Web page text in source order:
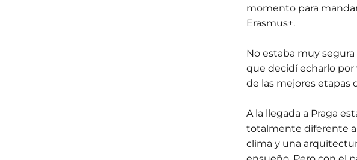
momento para
Erasmus+.
No estaba muy
que decidí echarlo por
de las mejores etapas
A la llegada a Praga
totalmente diferente
clima y una